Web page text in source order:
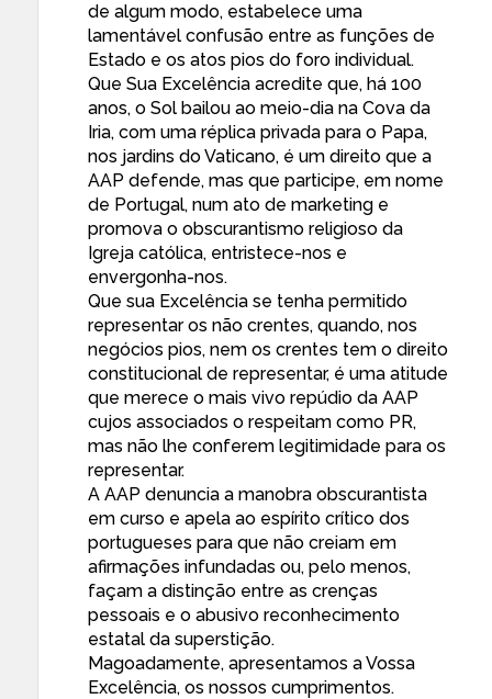
de algum modo, estabelece uma
lamentável confusão entre as funções de
Estado e os atos pios do foro individual.
Que Sua Excelência acredite que, há 100
anos, o Sol bailou ao meio-dia na Cova da
Iria, com uma réplica privada para o Papa,
nos jardins do Vaticano, é um direito que a
AAP defende, mas que participe, em nome
de Portugal, num ato de marketing e
promova o obscurantismo religioso da
Igreja católica, entristece-nos e
envergonha-nos.
Que sua Excelência se tenha permitido
representar os não crentes, quando, nos
negócios pios, nem os crentes tem o direito
constitucional de representar, é uma atitude
que merece o mais vivo repúdio da AAP
cujos associados o respeitam como PR,
mas não lhe conferem legitimidade para os
representar.
A AAP denuncia a manobra obscurantista
em curso e apela ao espírito crítico dos
portugueses para que não creiam em
afirmações infundadas ou, pelo menos,
façam a distinção entre as crenças
pessoais e o abusivo reconhecimento
estatal da superstição.
Magoadamente, apresentamos a Vossa
Excelência, os nossos cumprimentos.